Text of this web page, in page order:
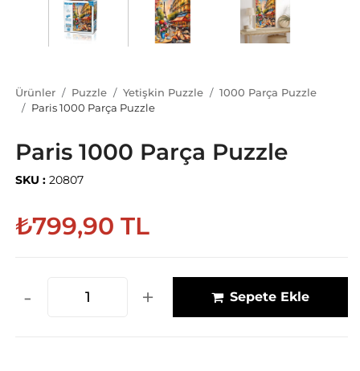
Ürünler Puzzle Yetişkin Puzzle
1000 Parça Puzzle
Paris 1000 Parça Puzzle
Paris 1000 Parça Puzzle
SKU : 20807
₺799,90 TL
- + Sepete Ekle